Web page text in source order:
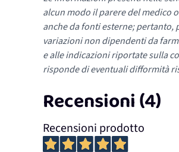
alcun modo il parere del medico
anche da fonti esterne;
variazioni non dipendenti da
e alle indicazioni riportate sulla
risponde di eventuali difformità
Recensioni (4)
Recensioni prodotto